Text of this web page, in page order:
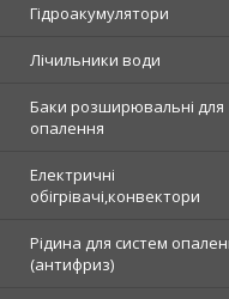
Гідроакумулятори
Лічильники води
Баки розширювальні для
опалення
Електричні
обігрівачі,конвектори
Рідина для систем
(антифриз)